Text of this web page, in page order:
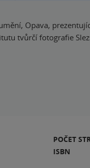
Opava,
tvůrčí fotografie
POČET
ISBN